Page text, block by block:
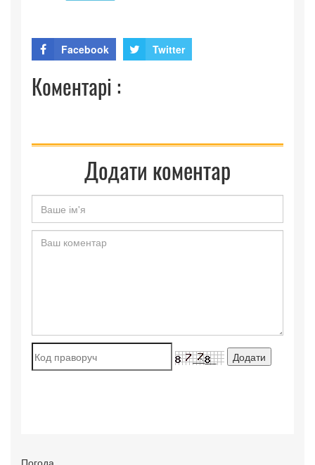
Facebook Twitter
Коментарі :
Додати коментар
Погода